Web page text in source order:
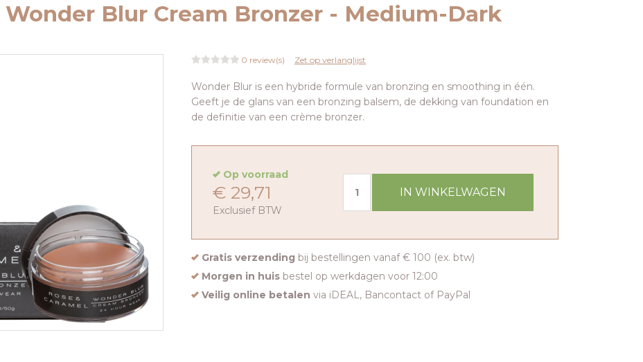
Wonder Blur Cream Bronzer - Medium-Dark
0 review(s) Zet op verlanglijst
Wonder Blur is een hybride formule van bronzing en smoothing in één.
Geeft je de glans van een bronzing balsem, de dekking van foundation en
de definitie van een crème bronzer.
Op voorraad
€ 29,71
Exclusief BTW
IN WINKELWAGEN
Gratis verzending bij bestellingen vanaf € 100 (ex. btw)
Morgen in huis bestel op werkdagen voor 12:00
Veilig online betalen via iDEAL, Bancontact of PayPal